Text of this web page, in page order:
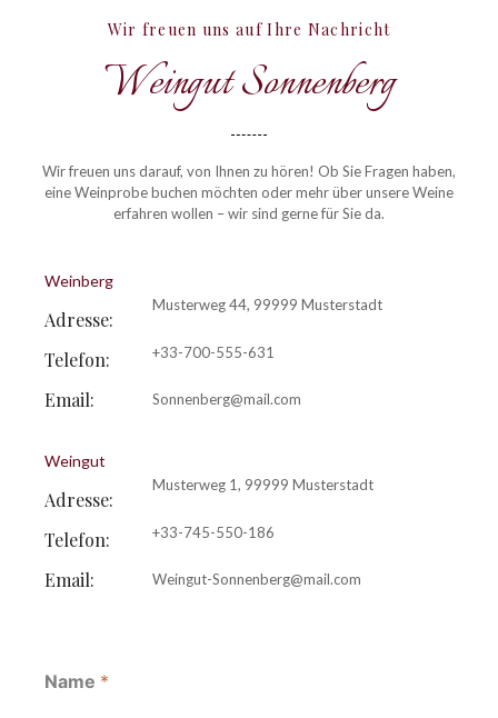
Wir freuen uns auf Ihre Nachricht
Weingut Sonnenberg
Wir freuen uns darauf, von Ihnen zu hören! Ob Sie Fragen haben,
eine Weinprobe buchen möchten oder mehr über unsere Weine
erfahren wollen – wir sind gerne für Sie da.
Weinberg
Adresse:
Telefon:
Email:
Musterweg 44, 99999 Musterstadt
+33-700-555-631
Sonnenberg@mail.com
Weingut
Adresse:
Telefon:
Email:
Musterweg 1, 99999 Musterstadt
+33-745-550-186
Weingut-Sonnenberg@mail.com
Name *